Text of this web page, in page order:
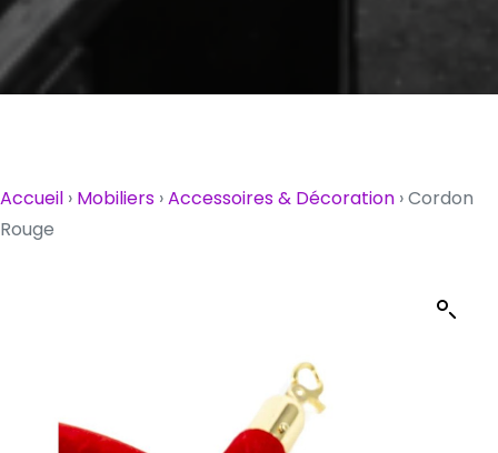
Accueil › Mobiliers ›Accessoires & Décoration ›Cordon
Rouge